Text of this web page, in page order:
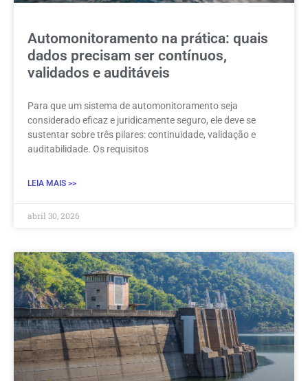
Automonitoramento na prática: quais
dados precisam ser contínuos,
validados e auditáveis
Para que um sistema de automonitoramento seja
considerado eficaz e juridicamente seguro, ele deve se
sustentar sobre três pilares: continuidade, validação e
auditabilidade. Os requisitos
LEIA MAIS >>
abril 30, 2026